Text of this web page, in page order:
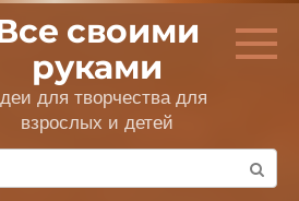
своими
руками
для творчества для
взрослых и детей